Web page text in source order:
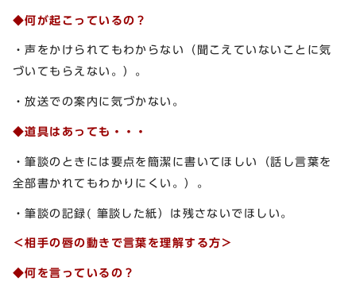
◆何が起こっているの？
・声をかけられてもわからない（聞こえていないことに気
づいてもらえない。）。
・放送での案内に気づかない。
◆道具はあっても・・・
・筆談のときには要点を簡潔に書いてほしい（話し言葉を
全部書かれてもわかりにくい。）。
・筆談の記録( 筆談した紙）は残さないでほしい。
＜相手の唇の動きで言葉を理解する方＞
◆何を言っているの？